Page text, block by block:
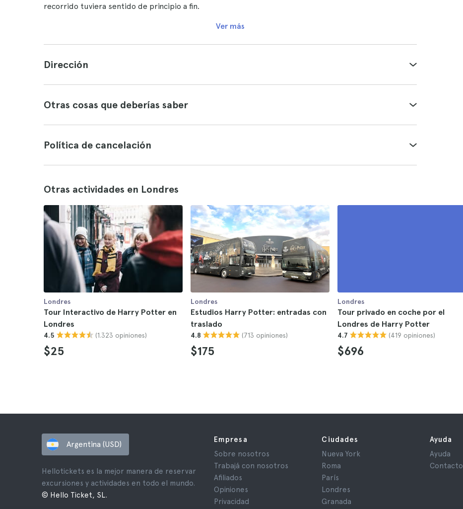
recorrido tuviera sentido de principio a fin.
Ver más
Dirección
Otras cosas que deberías saber
Política de cancelación
Otras actividades en Londres
Londres
Tour Interactivo de Harry Potter en
Londres
4.5 (1.323 opiniones)
$25
Londres
Estudios Harry Potter: entradas con
traslado
4.8 (713 opiniones)
$175
Londres
Tour privado en coche por el
Londres de Harry Potter
4.7 (419 opiniones)
$696
Argentina (USD)
Hellotickets es la mejor manera de reservar
excursiones y actividades en todo el mundo.
© Hello Ticket, SL.
Empresa
Sobre nosotros
Trabajá con nosotros
Afiliados
Opiniones
Privacidad
Ciudades
Nueva York
Roma
París
Londres
Granada
Ayuda
Ayuda
Contacto